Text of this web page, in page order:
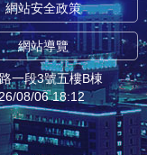
網站安全政策
網站導覽
一段3號五樓B棟
08/06 18:12